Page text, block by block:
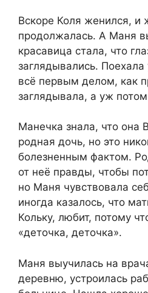
Вскоре Коля женился, и
продолжалась. А Маня
красавица стала, что
заглядывались. Поехала
всё первым делом, как
заглядывала, а уж
Манечка знала, что она
родная дочь, но это
болезненным фактом.
от неё правды, чтобы
но Маня чувствовала
иногда казалось, что
Кольку, любит, потому
«деточка, деточка».
Маня выучилась на
деревню, устроилась